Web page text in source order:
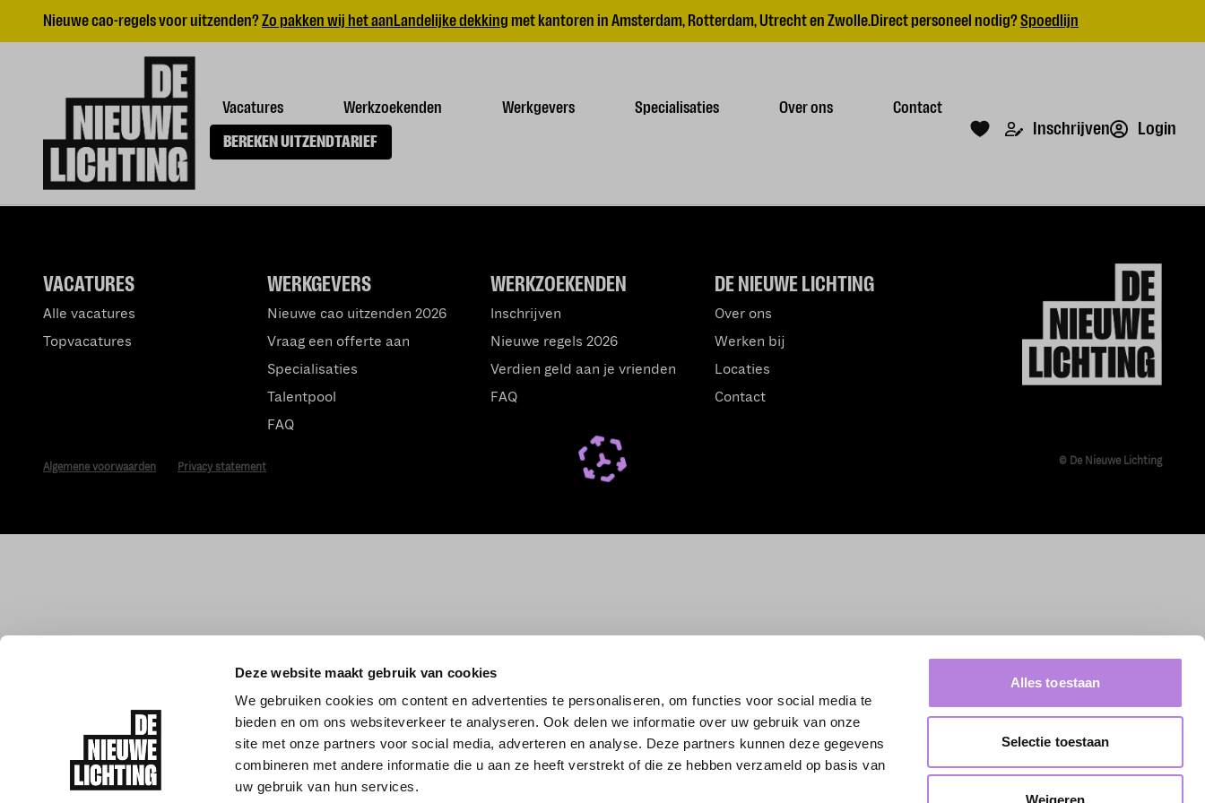
Deze website maakt gebruik van cookies
We gebruiken cookies om content en advertenties te personaliseren, om functies voor social media te
bieden en om ons websiteverkeer te analyseren. Ook delen we informatie over uw gebruik van onze
site met onze partners voor social media, adverteren en analyse. Deze partners kunnen deze gegevens
combineren met andere informatie die u aan ze heeft verstrekt of die ze hebben verzameld op basis van
uw gebruik van hun services.
Alles toestaan
Selectie toestaan
Weigeren
Nieuwe cao-regels voor uitzenden?Zo pakken wij het aanLandelijke dekking met kantoren in Amsterdam, Rotterdam, Utrecht en Zwolle.Direct personeel nodig?Spoedlijn
Vacatures Werkzoekenden Werkgevers Specialisaties Over ons
Contact
BEREKEN UITZENDTARIEF
Inschrijven Login
DE NIEUWE LICHTING
Over ons
Werken bij
Locaties
Contact
WERKZOEKENDEN
Inschrijven
Nieuwe regels 2026
Verdien geld aan je vrienden
FAQ
WERKGEVERS
Nieuwe cao uitzenden 2026
Vraag een offerte aan
Specialisaties
Talentpool
FAQ
VACATURES
Alle vacatures
Topvacatures
Algemene voorwaarden Privacy statement © De Nieuwe Lichting